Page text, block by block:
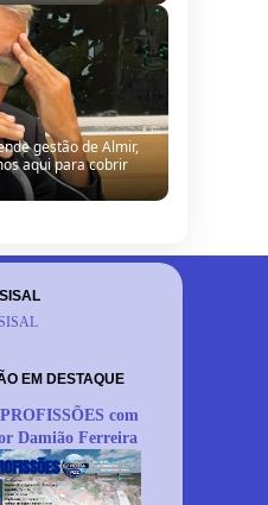
gestão de Almir,
aqui para cobrir
EM DESTAQUE
com
Damião Ferreira